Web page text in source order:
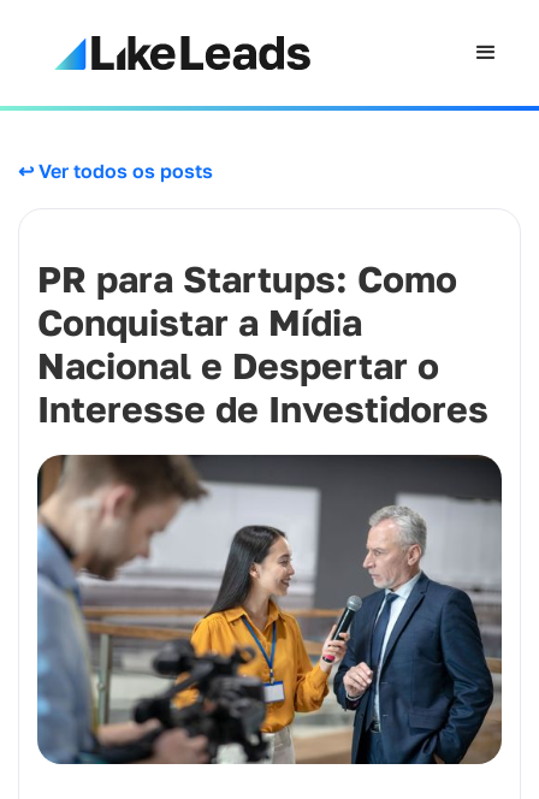
↩ Ver todos os posts
PR para Startups: Como
Conquistar a Mídia
Nacional e Despertar o
Interesse de Investidores